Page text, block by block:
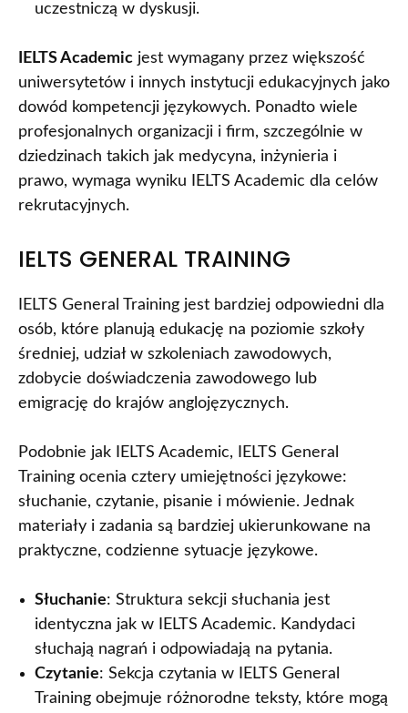
uczestniczą w dyskusji.
IELTS Academic jest wymagany przez większość
uniwersytetów i innych instytucji edukacyjnych jako
dowód kompetencji językowych. Ponadto wiele
profesjonalnych organizacji i firm, szczególnie w
dziedzinach takich jak medycyna, inżynieria i
prawo, wymaga wyniku IELTS Academic dla celów
rekrutacyjnych.
IELTS GENERAL TRAINING
IELTS General Training jest bardziej odpowiedni dla
osób, które planują edukację na poziomie szkoły
średniej, udział w szkoleniach zawodowych,
zdobycie doświadczenia zawodowego lub
emigrację do krajów anglojęzycznych.
Podobnie jak IELTS Academic, IELTS General
Training ocenia cztery umiejętności językowe:
słuchanie, czytanie, pisanie i mówienie. Jednak
materiały i zadania są bardziej ukierunkowane na
praktyczne, codzienne sytuacje językowe.
Słuchanie: Struktura sekcji słuchania jest
identyczna jak w IELTS Academic. Kandydaci
słuchają nagrań i odpowiadają na pytania.
Czytanie: Sekcja czytania w IELTS General
Training obejmuje różnorodne teksty, które mogą